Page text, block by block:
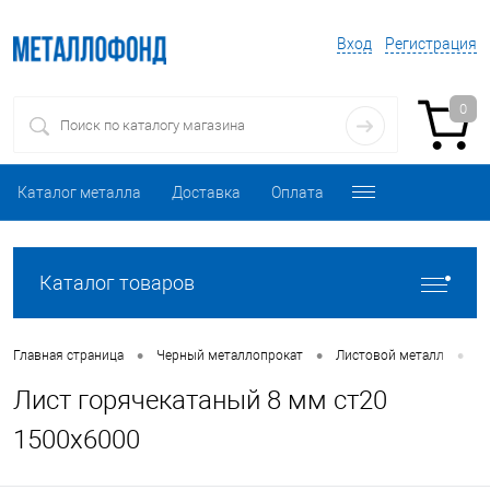
Вход Регистрация
0
Каталог металла Доставка Оплата
Каталог товаров
Главная страница • Черный металлопрокат • Листовой металл •
Лист горячекатаный 8 мм ст20
1500х6000